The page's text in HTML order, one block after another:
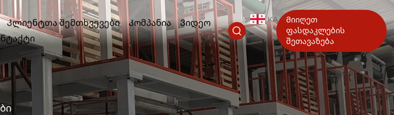
Კლიენტთა შემთხვევები Კომპანია
Ვიდეო
KA
Მიიღეთ
ფასდაკლების
შეთავაზება